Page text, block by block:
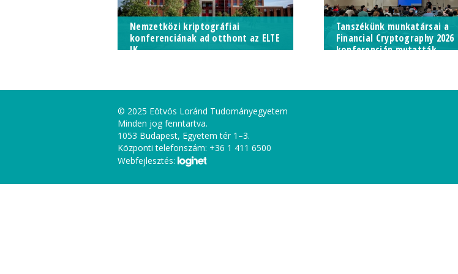
Nemzetközi kriptográfiai
konferenciának ad otthont az ELTE
IK
Tanszékünk munkatársai a
Financial Cryptography 2026
konferencián mutatták...
© 2025 Eötvös Loránd Tudományegyetem
Minden jog fenntartva.
1053 Budapest, Egyetem tér 1–3.
Központi telefonszám: +36 1 411 6500
Webfejlesztés: